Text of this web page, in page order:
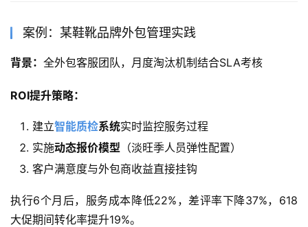
案例：某鞋靴品牌外包管理实践
背景： 全外包客服团队，月度淘汰机制结合SLA考核
ROI提升策略：
建立智能质检系统实时监控服务过程
实施动态报价模型 （淡旺季人员弹性配置）
客户满意度与外包商收益直接挂钩
执行6个月后，服务成本降低22%，差评率下降37%，618
大促期间转化率提升19%。